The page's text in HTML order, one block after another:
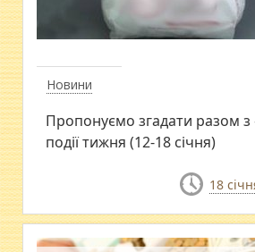
Новини
Пропонуємо згадати разом з
події тижня (12-18 січня)
18